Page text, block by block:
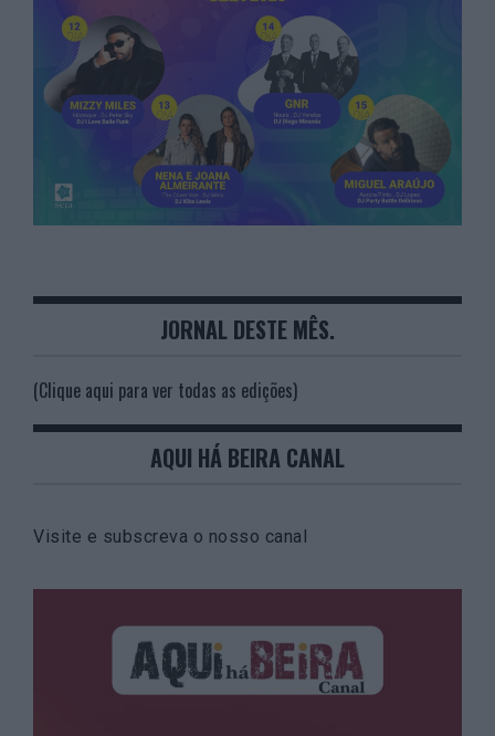
JORNAL DESTE MÊS.
(Clique aqui para ver todas as edições)
AQUI HÁ BEIRA CANAL
Visite e subscreva o nosso canal